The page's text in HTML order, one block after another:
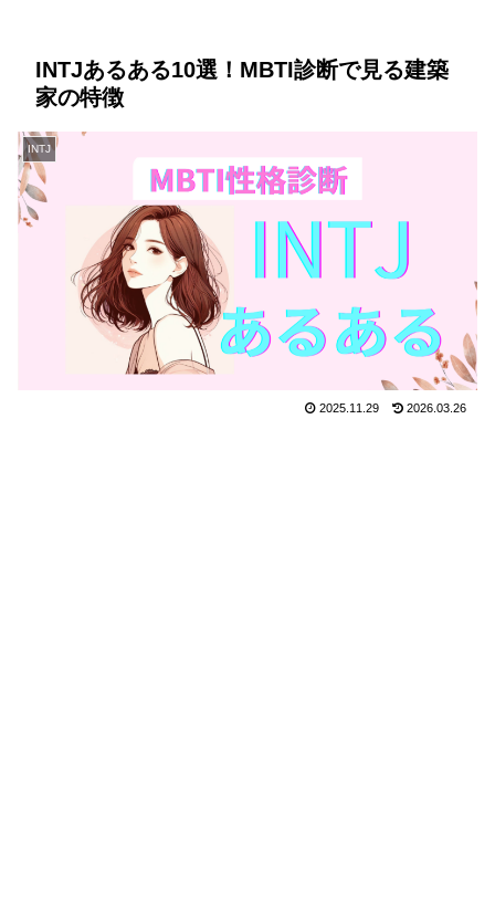
INTJあるある10選！MBTI診断で見る建築
家の特徴
INTJ
2025.11.29 2026.03.26